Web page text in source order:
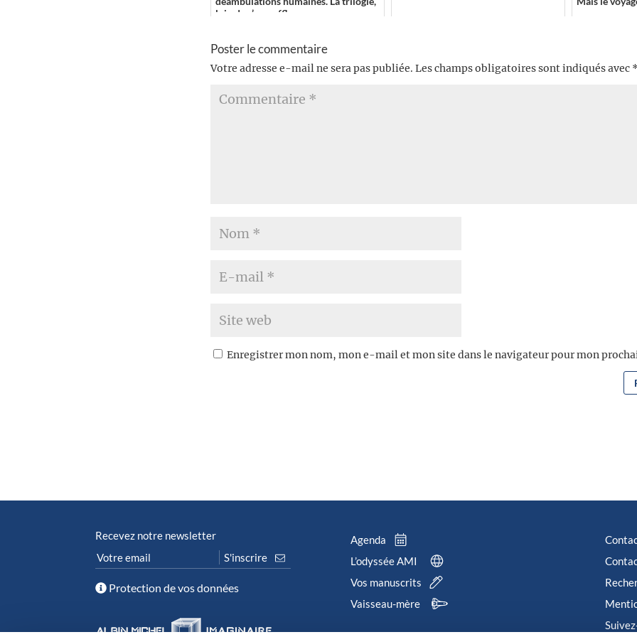
loin de s’essouffler ...
Poster le commentaire
Votre adresse e-mail ne sera pas publiée. Les champs obligatoires sont indiqués avec *
Enregistrer mon nom, mon e-mail et mon site dans le navigateur pour mon
Recevez notre newsletter
Protection de vos données
Agenda
L’odyssée AMI
Vos manuscrits
Vaisseau-mère